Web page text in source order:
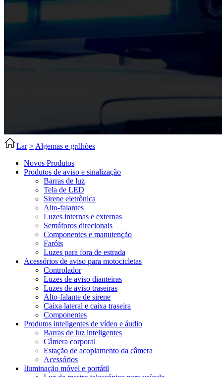
Lar > Algemas e grilhões
Novos Produtos
Produtos de aviso e sinalização
Barras de luz
Tela de LED
Sirene eletrônica
Alto-falantes
Luzes internas e externas
Semáforos direcionais
Componentes e manutenção
Faróis
Luzes para fora de estrada
Acessórios de aviso para motocicletas
Controlador
Luzes de aviso dianteiras
Luzes de aviso traseiras
Alto-falante de sirene
Caixa lateral e caixa traseira
Componentes
Produtos inteligentes de vídeo e áudio
Barras de luz inteligentes
Câmera corporal
Estação de acoplamento da câmera
Acessórios
Iluminação móvel e portátil